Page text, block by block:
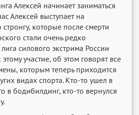
Алексей начинает заниматься
Алексей выступает на
которые после смерти
стали очень редко
силового экстрима России
участие, об этом говорят все
которым теперь приходится
видах спорта. Кто-то ушел в
в бодибилдинг, кто-то вернулся